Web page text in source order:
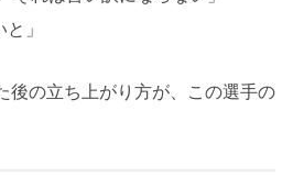
」
後の立ち上がり方が、この選手の